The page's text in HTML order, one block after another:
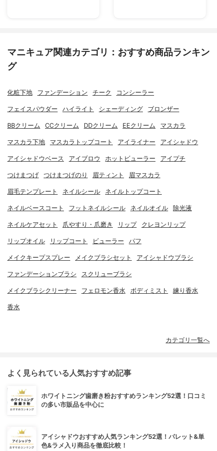
マニキュア関連カテゴリ：おすすめ商品ランキン
グ
化粧下地 ファンデーション チーク コンシーラー
フェイスパウダー ハイライト シェーディング ブロンザー
BBクリーム CCクリーム DDクリーム EEクリーム マスカラ
マスカラ下地 マスカラトップコート アイライナー アイシャドウ
アイシャドウベース アイブロウ ホットビューラー アイプチ
つけまつげ つけまつげのり 眉ティント 眉マスカラ
眉毛テンプレート ネイルシール ネイルトップコート
ネイルベースコート フットネイルシール ネイルオイル 除光液
ネイルケアセット 爪やすり・爪磨き リップ クレヨンリップ
リップオイル リップコート ビューラー パフ
メイクキープスプレー メイクブラシセット アイシャドウブラシ
ファンデーションブラシ スクリューブラシ
メイクブラシクリーナー フェロモン香水 ボディミスト 練り香水
香水
カテゴリ一覧へ
よく見られている人気おすすめ記事
ホワイトニング歯磨き粉おすすめランキング52選！口コミ
の多い市販品を中心に
アイシャドウおすすめ人気ランキング52選！パレット&単
色&ラメ入り商品を徹底比較！